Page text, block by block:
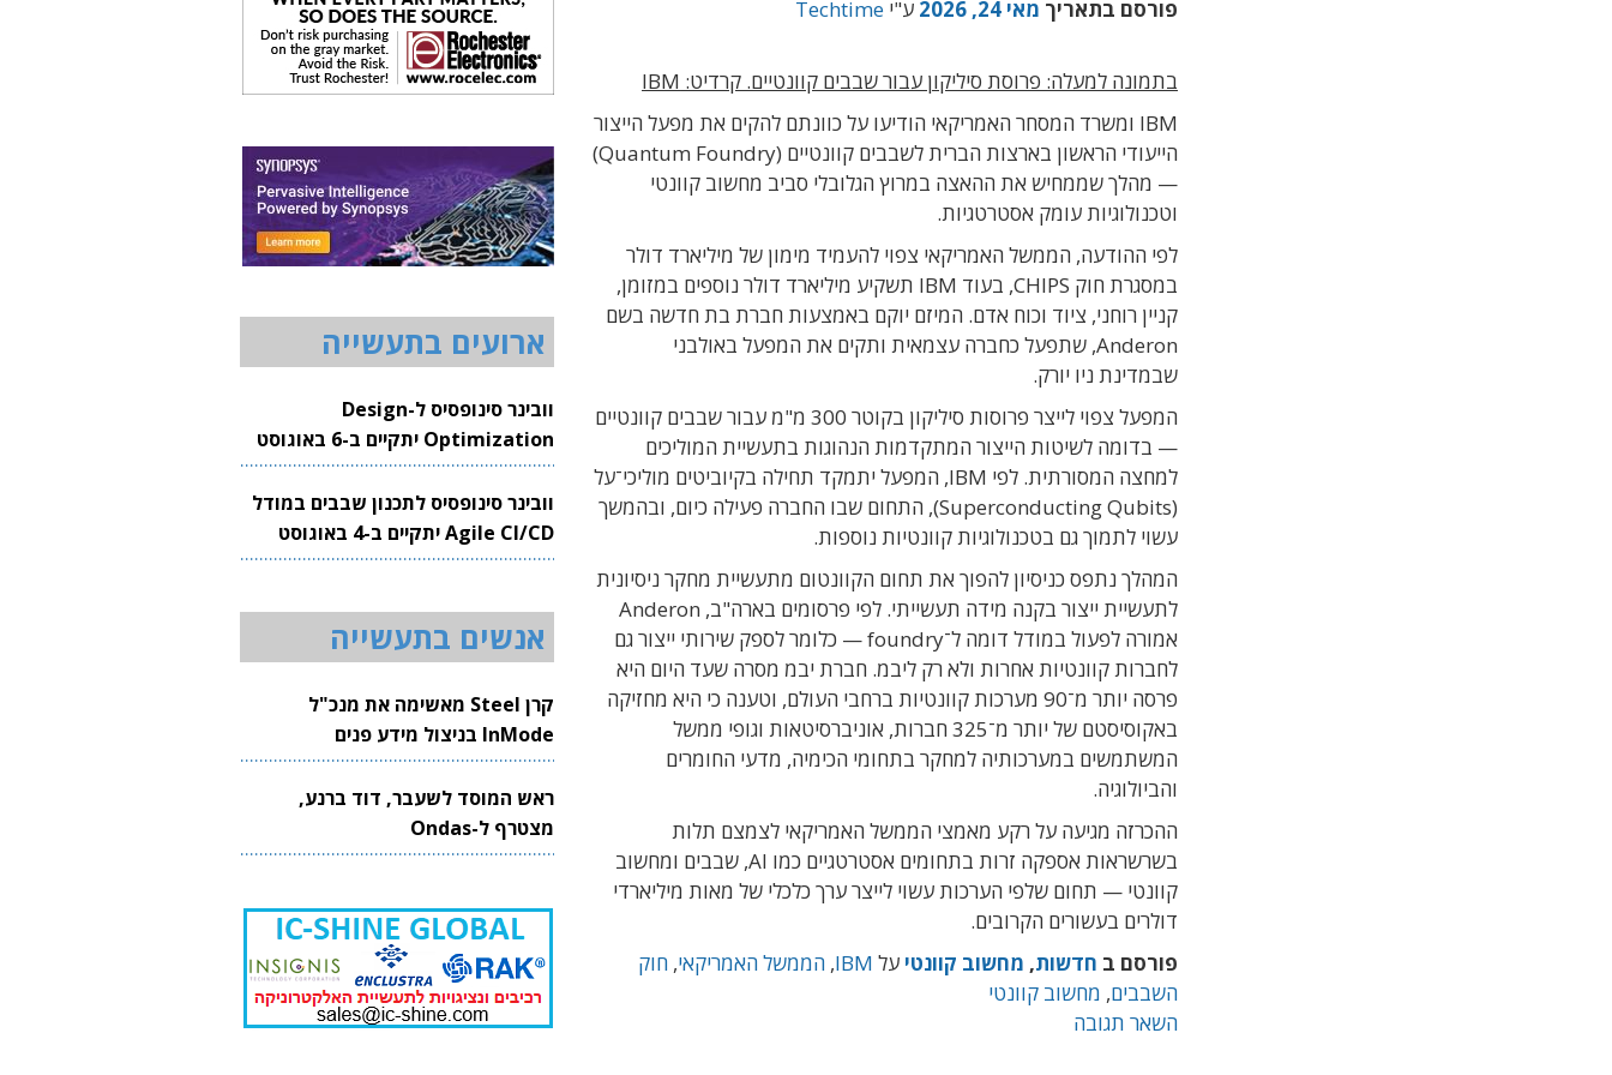
פורסם בתאריך מאי 24, 2026 ע"י Techtime
בתמונה למעלה: פרוסת סיליקון עבור שבבים קוונטיים. קרדיט: IBM
IBM ומשרד המסחר האמריקאי הודיעו על כוונתם להקים את מפעל הייצור
הייעודי הראשון בארצות הברית לשבבים קוונטיים (Quantum Foundry)
— מהלך שממחיש את ההאצה במרוץ הגלובלי סביב מחשוב קוונטי
וטכנולוגיות עומק אסטרטגיות.
לפי ההודעה, הממשל האמריקאי צפוי להעמיד מימון של מיליארד דולר
במסגרת חוק CHIPS, בעוד IBM תשקיע מיליארד דולר נוספים במזומן,
קניין רוחני, ציוד וכוח אדם. המיזם יוקם באמצעות חברת בת חדשה בשם
Anderon, שתפעל כחברה עצמאית ותקים את המפעל באולבני
שבמדינת ניו יורק.
המפעל צפוי לייצר פרוסות סיליקון בקוטר 300 מ"מ עבור שבבים קוונטיים
— בדומה לשיטות הייצור המתקדמות הנהוגות בתעשיית המוליכים
למחצה המסורתית. לפי IBM, המפעל יתמקד תחילה בקיוביטים מוליכי־על
(Superconducting Qubits), התחום שבו החברה פעילה כיום, ובהמשך
עשוי לתמוך גם בטכנולוגיות קוונטיות נוספות.
המהלך נתפס כניסיון להפוך את תחום הקוונטום מתעשיית מחקר ניסיונית
לתעשיית ייצור בקנה מידה תעשייתי. לפי פרסומים בארה"ב, Anderon
אמורה לפעול במודל דומה ל־foundry — כלומר לספק שירותי ייצור גם
לחברות קוונטיות אחרות ולא רק ליבמ. חברת יבמ מסרה שעד היום היא
פרסה יותר מ־90 מערכות קוונטיות ברחבי העולם, וטענה כי היא מחזיקה
באקוסיסטם של יותר מ־325 חברות, אוניברסיטאות וגופי ממשל
המשתמשים במערכותיה למחקר בתחומי הכימיה, מדעי החומרים
והביולוגיה.
ההכרזה מגיעה על רקע מאמצי הממשל האמריקאי לצמצם תלות
בשרשראות אספקה זרות בתחומים אסטרטגיים כמו AI, שבבים ומחשוב
קוונטי — תחום שלפי הערכות עשוי לייצר ערך כלכלי של מאות מיליארדי
דולרים בעשורים הקרובים.
פורסם ב חדשות, מחשוב קוונטי על IBM
, הממשל האמריקאי, חוק
השבבים, מחשוב קוונטי
השאר תגובה
ארועים בתעשייה
וובינר סינופסיס ל-Design
Optimization יתקיים ב-6 באוגוסט
2026
וובינר סינופסיס לתכנון שבבים במודל
Agile CI/CD יתקיים ב-4 באוגוסט
2026
אנשים בתעשייה
קרן Steel מאשימה את מנכ"ל
InMode בניצול מידע פנים
ראש המוסד לשעבר, דוד ברנע,
מצטרף ל-Ondas